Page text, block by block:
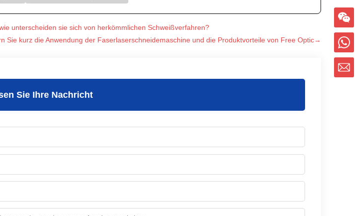
unterscheiden sie sich von herkömmlichen Schweißverfahren?
Sie kurz die Anwendung der Faserlaserschneidemaschine und die Produktvorteile von Free Optic→
Sie Ihre Nachricht